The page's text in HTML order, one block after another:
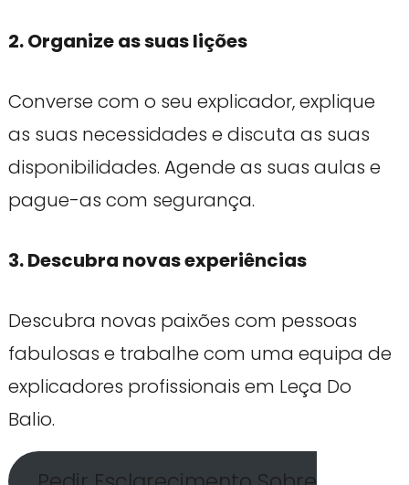
2. Organize as suas lições
Converse com o seu explicador, explique
as suas necessidades e discuta as suas
disponibilidades. Agende as suas aulas e
pague-as com segurança.
3. Descubra novas experiências
Descubra novas paixões com pessoas
fabulosas e trabalhe com uma equipa de
explicadores profissionais em Leça Do
Balio.